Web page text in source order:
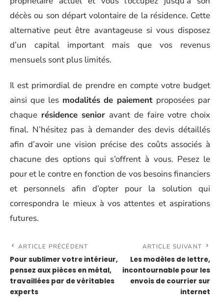
décès ou son départ volontaire de la résidence. Cette
alternative peut être avantageuse si vous disposez
d’un capital important mais que vos revenus
mensuels sont plus limités.
Il est primordial de prendre en compte votre budget
ainsi que les modalités de paiement proposées par
chaque résidence senior avant de faire votre choix
final. N’hésitez pas à demander des devis détaillés
afin d’avoir une vision précise des coûts associés à
chacune des options qui s’offrent à vous. Pesez le
pour et le contre en fonction de vos besoins financiers
et personnels afin d’opter pour la solution qui
correspondra le mieux à vos attentes et aspirations
futures.
ARTICLE PRÉCÉDENT
Pour sublimer votre intérieur,
pensez aux pièces en métal,
travaillées par de véritables
experts
ARTICLE SUIVANT
Les modèles de lettre,
incontournable pour les
envois de courrier sur
internet